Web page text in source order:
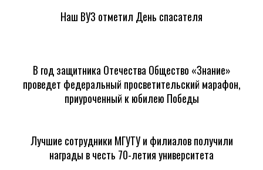
Наш ВУЗ отметил День спасателя
В год защитника Отечества Общество «Знание»
проведет федеральный просветительский марафон,
приуроченный к юбилею Победы
Лучшие сотрудники МГУТУ и филиалов получили
награды в честь 70-летия университета